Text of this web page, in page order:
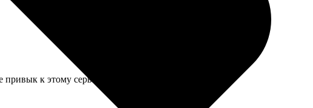
к этому сервису, менять нет причин.